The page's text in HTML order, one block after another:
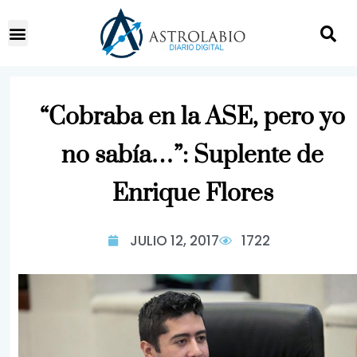
“Cobraba en la ASE, pero yo
no sabía…”: Suplente de
Enrique Flores
JULIO 12, 2017 1722